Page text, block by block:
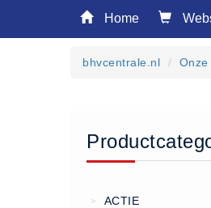
Home
Keuringen
Bedrijfsnoodplannen
Home
bhvcentrale.nl Onze
> ACTIE